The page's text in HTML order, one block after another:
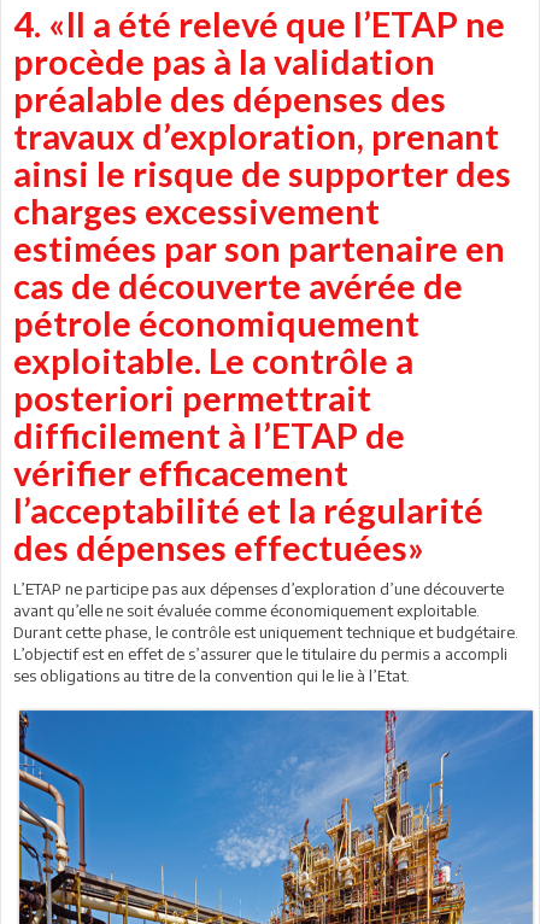
4. «Il a été relevé que l’ETAP ne
procède pas à la validation
préalable des dépenses des
travaux d’exploration, prenant
ainsi le risque de supporter des
charges excessivement
estimées par son partenaire en
cas de découverte avérée de
pétrole économiquement
exploitable. Le contrôle a
posteriori permettrait
difficilement à l’ETAP de
vérifier efficacement
l’acceptabilité et la régularité
des dépenses effectuées»
L’ETAP ne participe pas aux dépenses d’exploration d’une découverte
avant qu’elle ne soit évaluée comme économiquement exploitable.
Durant cette phase, le contrôle est uniquement technique et budgétaire.
L’objectif est en effet de s’assurer que le titulaire du permis a accompli
ses obligations au titre de la convention qui le lie à l’Etat.